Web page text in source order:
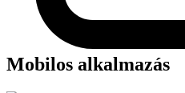
Mobilos alkalmazás